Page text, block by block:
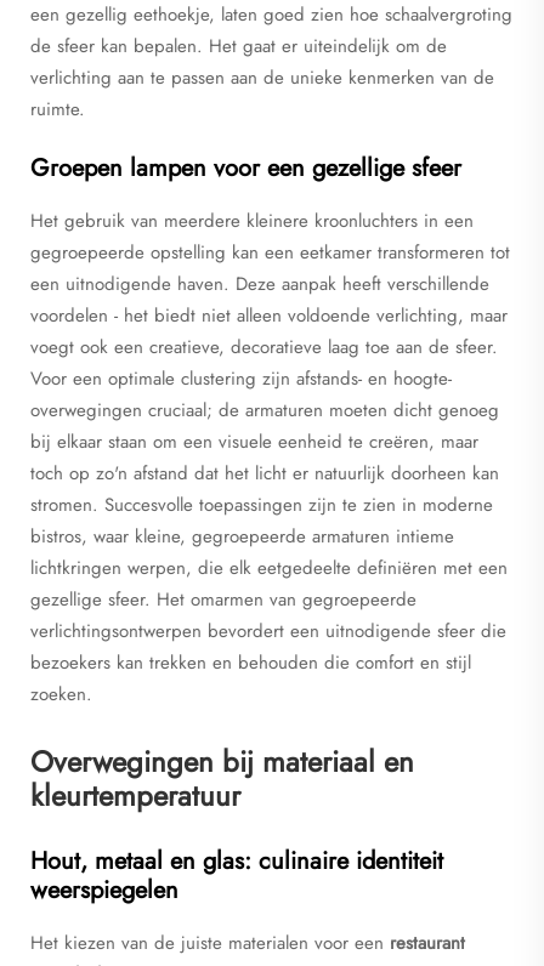
een gezellig eethoekje, laten goed zien hoe schaalvergroting
de sfeer kan bepalen. Het gaat er uiteindelijk om de
verlichting aan te passen aan de unieke kenmerken van de
ruimte.
Groepen lampen voor een gezellige sfeer
Het gebruik van meerdere kleinere kroonluchters in een
gegroepeerde opstelling kan een eetkamer transformeren tot
een uitnodigende haven. Deze aanpak heeft verschillende
voordelen - het biedt niet alleen voldoende verlichting, maar
voegt ook een creatieve, decoratieve laag toe aan de sfeer.
Voor een optimale clustering zijn afstands- en hoogte-
overwegingen cruciaal; de armaturen moeten dicht genoeg
bij elkaar staan om een visuele eenheid te creëren, maar
toch op zo'n afstand dat het licht er natuurlijk doorheen kan
stromen. Succesvolle toepassingen zijn te zien in moderne
bistros, waar kleine, gegroepeerde armaturen intieme
lichtkringen werpen, die elk eetgedeelte definiëren met een
gezellige sfeer. Het omarmen van gegroepeerde
verlichtingsontwerpen bevordert een uitnodigende sfeer die
bezoekers kan trekken en behouden die comfort en stijl
zoeken.
Overwegingen bij materiaal en
kleurtemperatuur
Hout, metaal en glas: culinaire identiteit
weerspiegelen
Het kiezen van de juiste materialen voor een restaurant